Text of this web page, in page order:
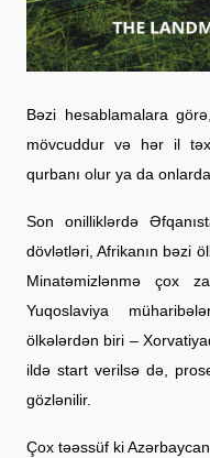
Bəzi hesablamalara
mövcuddur və hər il
qurbanı olur ya da
Son onilliklərdə
dövlətləri, Afrikanın bəzi
Minatəmizlənmə çox
Yuqoslaviya
ölkələrdən biri –
ildə start verilsə də,
gözlənilir.
Çox təəssüf ki